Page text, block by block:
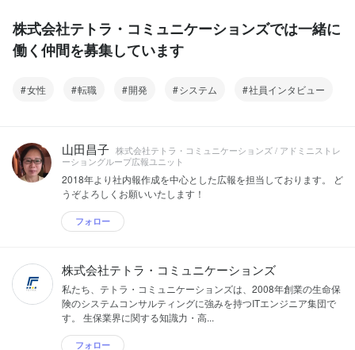
株式会社テトラ・コミュニケーションズでは一緒に
働く仲間を募集しています
女性 転職 開発 システム 社員インタビュー
山田昌子 株式会社テトラ・コミュニケーションズ / アドミニストレ
ーショングループ広報ユニット
2018年より社内報作成を中心とした広報を担当しております。 ど
うぞよろしくお願いいたします！
フォロー
株式会社テトラ・コミュニケーションズ
私たち、テトラ・コミュニケーションズは、2008年創業の生命保
険のシステムコンサルティングに強みを持つITエンジニア集団で
す。 生保業界に関する知識力・高...
フォロー